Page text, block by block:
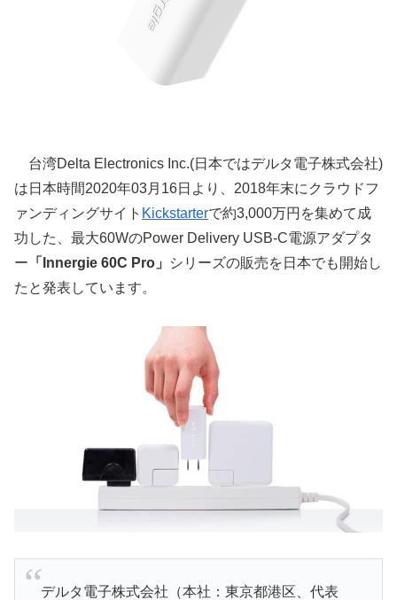
台湾Delta Electronics Inc.(日本ではデルタ電子株式会社)
は日本時間2020年03月16日より、2018年末にクラウドフ
ァンディングサイト Kickstarterで約3,000万円を集めて成
功した、最大60WのPower Delivery USB-C電源アダプタ
ー 「Innergie 60C Pro」
シリーズの販売を日本でも開始し
たと発表しています。
デルタ電子株式会社（本社：東京都港区、代表